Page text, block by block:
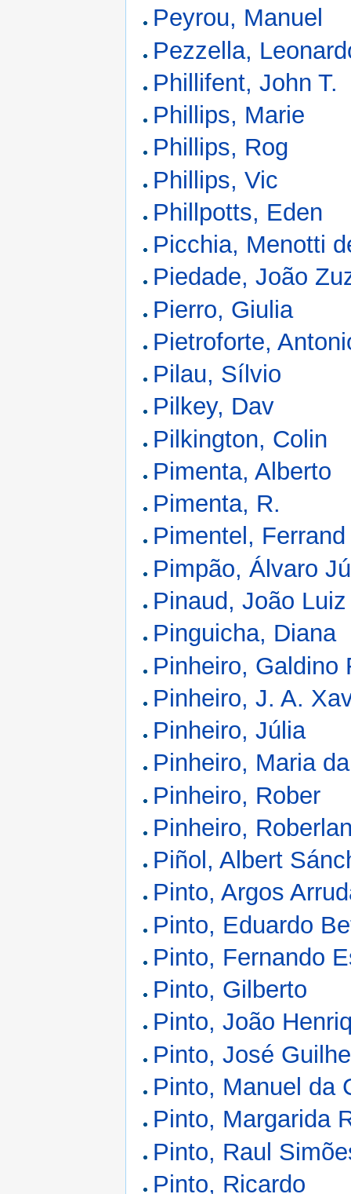
Peyrou, Manuel
Pezzella,
Phillifent, John T.
Phillips, Marie
Phillips, Rog
Phillips, Vic
Phillpotts, Eden
Picchia, Menotti
Piedade, João
Pierro, Giulia
Pietroforte,
Pilau, Sílvio
Pilkey, Dav
Pilkington, Colin
Pimenta, Alberto
Pimenta, R.
Pimentel, Ferrand
Pimpão, Álvaro
Pinaud, João Luiz
Pinguicha, Diana
Pinheiro, Galdino
Pinheiro, J. A.
Pinheiro, Júlia
Pinheiro, Maria
Pinheiro, Rober
Pinheiro,
Piñol, Albert
Pinto, Argos
Pinto, Eduardo
Pinto, Fernando
Pinto, Gilberto
Pinto, João
Pinto, José
Pinto, Manuel da
Pinto, Margarida
Pinto, Raul
Pinto, Ricardo